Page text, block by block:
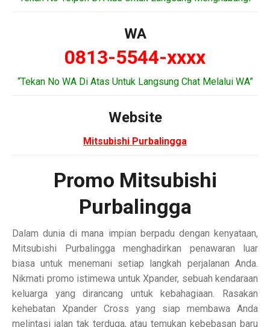
WA
0813-5544-xxxx
“Tekan No WA Di Atas Untuk Langsung Chat Melalui WA”
Website
Mitsubishi Purbalingga
Promo Mitsubishi
Purbalingga
Dalam dunia di mana impian berpadu dengan kenyataan,
Mitsubishi Purbalingga menghadirkan penawaran luar
biasa untuk menemani setiap langkah perjalanan Anda.
Nikmati promo istimewa untuk Xpander, sebuah kendaraan
keluarga yang dirancang untuk kebahagiaan. Rasakan
kehebatan Xpander Cross yang siap membawa Anda
melintasi jalan tak terduga, atau temukan kebebasan baru